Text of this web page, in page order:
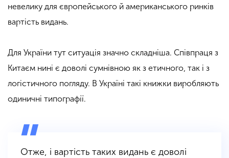
невелику для європейського й американського ринків
вартість видань.
Для України тут ситуація значно складніша. Співпраця з
Китаєм нині є доволі сумнівною як з етичного, так і з
логістичного погляду. В Україні такі книжки виробляють
одиничні типографії.
Отже, і вартість таких видань є доволі